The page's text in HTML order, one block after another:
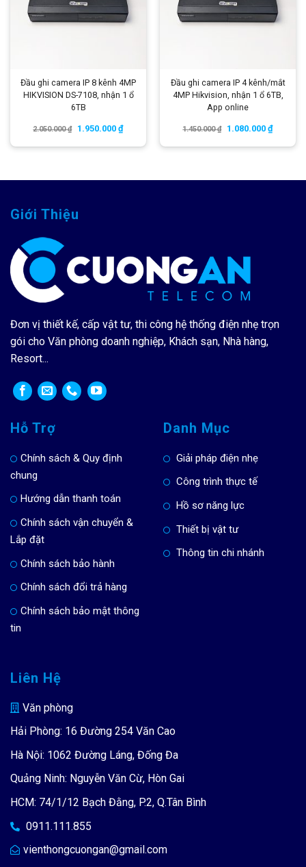
Đầu ghi camera IP 8 kênh 4MP
HIKVISION DS-7108, nhận 1 ổ
6TB
2.050.000₫ 1.950.000 ₫
Đầu ghi camera IP 4 kênh/mắt
4MP Hikvision, nhận 1 ổ 6TB,
App online
1.450.000₫ 1.080.000 ₫
Giới Thiệu
Đơn vị thiết kế, cấp vật tư, thi công hệ thống điện nhẹ trọn
gói cho Văn phòng doanh nghiệp, Khách sạn, Nhà hàng,
Resort...
Hỗ Trợ
Chính sách & Quy định
chung
Hướng dẫn thanh toán
Chính sách vận chuyển &
Lắp đặt
Chính sách bảo hành
Chính sách đổi trả hàng
Chính sách bảo mật thông
tin
Danh Mục
Giải pháp điện nhẹ
Công trình thực tế
Hồ sơ năng lực
Thiết bị vật tư
Thông tin chi nhánh
Liên Hệ
Văn phòng
Hải Phòng: 16 Đường 254 Văn Cao
Hà Nội: 1062 Đường Láng, Đống Đa
Quảng Ninh: Nguyễn Văn Cừ, Hòn Gai
HCM: 74/1/12 Bạch Đằng, P.2, Q.Tân Bình
0911.111.855
vienthongcuongan@gmail.com